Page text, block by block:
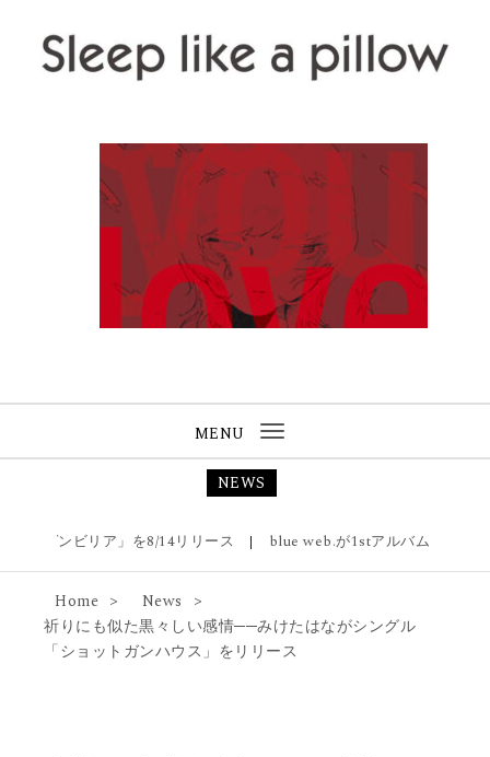
Skip to content
MENU
Toggle
NEWS
ビリア」を8/14リリース | blue web.が1stアルバム『Blue
Home
News
祈りにも似た黒々しい感情──みけたはながシングル
「ショットガンハウス」をリリース